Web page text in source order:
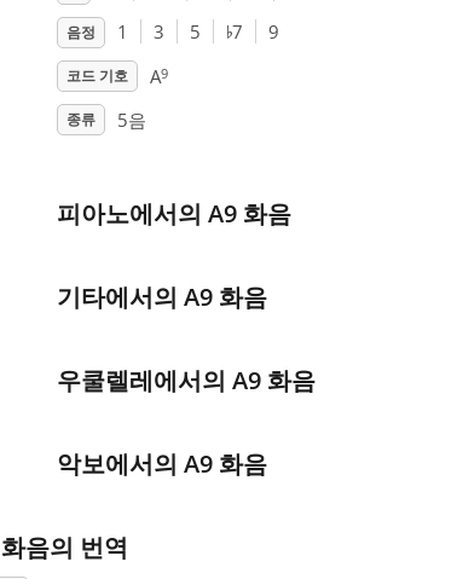
음정 1 3 5 ♭7 9
코드 기호 A9
종류 5음
피아노에서의 A9 화음
기타에서의 A9 화음
우쿨렐레에서의 A9 화음
악보에서의 A9 화음
음의 번역